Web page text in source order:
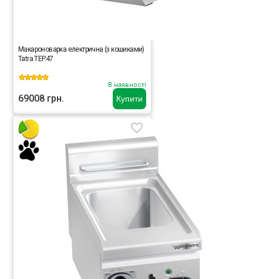
Купити
Макароноварка електрична (з кошиками)
Tatra TEP.47
В наявності
69008 грн.